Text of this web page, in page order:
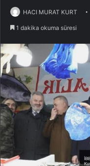
HACI MURAT KURT
1 dakika okuma süresi